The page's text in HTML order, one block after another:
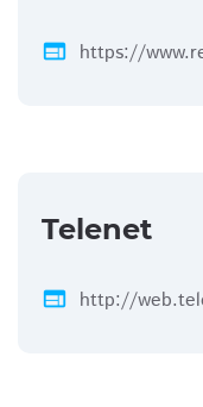
web https://
Telenet
web http://